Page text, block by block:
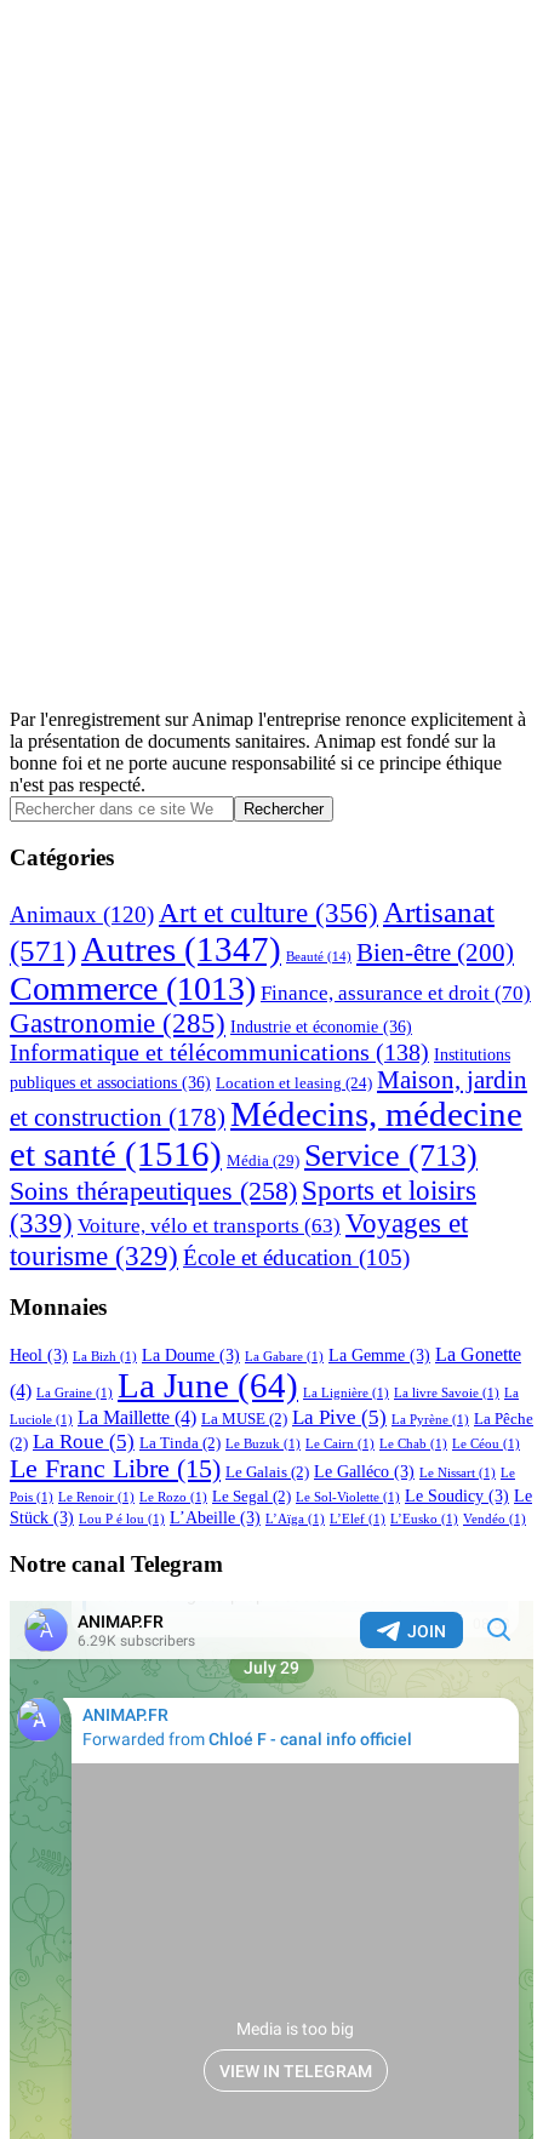
Par l'enregistrement sur Animap l'entreprise renonce explicitement à
la présentation de documents sanitaires. Animap est fondé sur la
bonne foi et ne porte aucune responsabilité si ce principe éthique
n'est pas respecté.
Barre
latérale
principale
Rechercher
dans
ce
site
Catégories
Animaux (120) Art et culture (356) Artisanat
(571) Autres (1347) Beauté (14) Bien-être (200)
Commerce (1013) Finance, assurance et droit (70)
Gastronomie (285) Industrie et économie (36)
Informatique et télécommunications (138) Institutions
publiques et associations (36) Location et leasing (24) Maison, jardin
et construction (178) Médecins, médecine
et santé (1516) Média (29) Service (713)
Soins thérapeutiques (258) Sports et loisirs
(339) Voiture, vélo et transports (63) Voyages et
tourisme (329) École et éducation (105)
Monnaies
Heol (3) La Bizh (1) La Doume (3) La Gabare (1) La Gemme (3) La Gonette
(4) La Graine (1) La June (64) La Lignière (1) La livre Savoie (1) La
Luciole (1) La Maillette (4) La MUSE (2) La Pive (5) La Pyrène (1) La Pêche
(2) La Roue (5) La Tinda (2) Le Buzuk (1) Le Cairn (1) Le Chab (1) Le Céou (1)
Le Franc Libre (15) Le Galais (2) Le Galléco (3) Le Nissart (1) Le
Pois (1) Le Renoir (1) Le Rozo (1) Le Segal (2) Le Sol-Violette (1) Le Soudicy (3) Le
Stück (3) Lou P é lou (1) L’Abeille (3) L’Aïga (1) L’Elef (1) L’Eusko (1) Vendéo (1)
Notre canal Telegram